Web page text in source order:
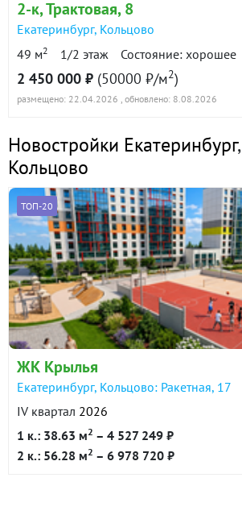
2-к, Трактовая, 8
Екатеринбург, Кольцово
49 м2 1/2 этаж Состояние: хорошее
2 450 000 ₽ (50000 ₽/м2)
размещено: 22.04.2026 , обновлено: 8.08.2026
Новостройки Екатеринбург,
Кольцово
ТОП-20
ЖК Крылья
Екатеринбург, Кольцово: Ракетная, 17
IV квартал 2026
1 к.: 38.63 м2 – 4 527 249 ₽
2 к.: 56.28 м2 – 6 978 720 ₽